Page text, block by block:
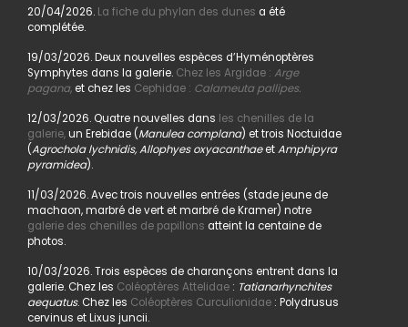
20/04/2026. La fiche du phylan des dunes a été
complétée.
19/03/2026. Deux nouvelles espèces d’Hyménoptères
Symphytes dans la galerie. Chez les Argidae : Arge
pagana,et chez les Cephidae : Calameuta pallipes.
12/03/2026. Quatre nouvelles dans les chenilles de la
galerie,un Erebidae (Manulea complana) et trois Noctuidae
(Agrochola lychnidis, Allophyes oxyacanthaeetAmphipyra
pyramidea).
11/03/2026. Avec trois nouvelles entrées (stade jeune de
machaon, marbré de vert et marbré de Kramer) notre
galerie des chenilles de papillons atteint la centaine de
photos.
10/03/2026. Trois espèces de charançons entrent dans la
galerie. Chez les Coléoptères Attelidae: Tatianarhynchites
aequatus. Chez les Coléoptères Curculionidae: Polydrusus
cervinus et Lixus juncii.